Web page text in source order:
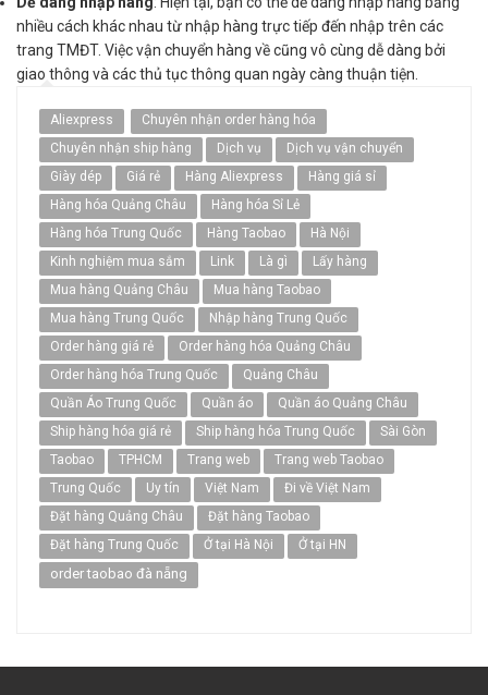
nhiều cách khác nhau từ nhập hàng trực tiếp đến nhập trên các
trang TMĐT. Việc vận chuyển hàng về cũng vô cùng dễ dàng bởi
giao thông và các thủ tục thông quan ngày càng thuận tiện.
Aliexpress
Chuyên nhận order hàng hóa
Chuyên nhận ship hàng
Dịch vụ
Dịch vụ vận chuyển
Giày dép
Giá rẻ Hàng Aliexpress
Hàng giá sỉ
Hàng hóa Quảng Châu
Hàng hóa Sỉ Lẻ
Hàng hóa Trung Quốc
Hàng Taobao
Hà Nội
Kinh nghiệm mua sắm
Link Là gì
Lấy hàng
Mua hàng Quảng Châu
Mua hàng Taobao
Mua hàng Trung Quốc
Nhập hàng Trung Quốc
Order hàng giá rẻ
Order hàng hóa Quảng Châu
Order hàng hóa Trung Quốc
Quảng Châu
Quần Áo Trung Quốc
Quần áo
Quần áo Quảng Châu
Ship hàng hóa giá rẻ
Ship hàng hóa Trung Quốc
Sài Gòn
Taobao
TPHCM Trang web
Trang web Taobao
Trung Quốc
Uy tín Việt Nam
Đi về Việt Nam
Đặt hàng Quảng Châu
Đặt hàng Taobao
Đặt hàng Trung Quốc
Ở tại Hà Nội Ở tại HN
order taobao đà nẵng